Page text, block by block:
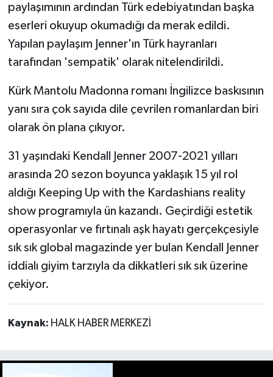
paylaşımının ardından Türk edebiyatından başka
eserleri okuyup okumadığı da merak edildi.
Yapılan paylaşım Jenner'ın Türk hayranları
tarafından 'sempatik' olarak nitelendirildi.
Kürk Mantolu Madonna romanı İngilizce baskısının
yanı sıra çok sayıda dile çevrilen romanlardan biri
olarak ön plana çıkıyor.
31 yaşındaki Kendall Jenner 2007-2021 yılları
arasında 20 sezon boyunca yaklaşık 15 yıl rol
aldığı Keeping Up with the Kardashians reality
show programıyla ün kazandı. Geçirdiği estetik
operasyonlar ve fırtınalı aşk hayatı gerçekçesiyle
sık sık global magazinde yer bulan Kendall Jenner
iddialı giyim tarzıyla da dikkatleri sık sık üzerine
çekiyor.
Kaynak: HALK HABER MERKEZİ